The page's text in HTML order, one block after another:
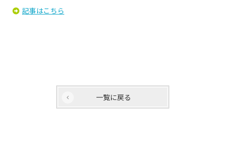
記事はこちら
一覧に戻る